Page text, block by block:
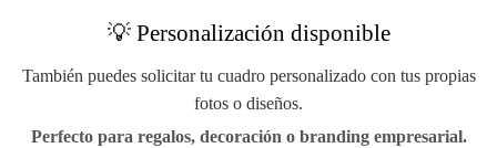
💡 Personalización disponible
También puedes solicitar tu cuadro personalizado con tus propias
fotos o diseños.
Perfecto para regalos, decoración o branding empresarial.